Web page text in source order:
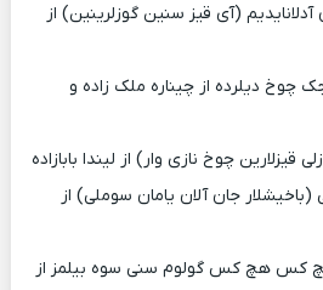
(آی قیز سنین گوزلرینین) از
چوخ دیلرده از چیناره ملک زاده و
قیزلارین چوخ نازی وار) از لیندا بابازاده
جان آلان یامان سوملی) از
کس هچ کس گولوم سنی سوه بیلمز از